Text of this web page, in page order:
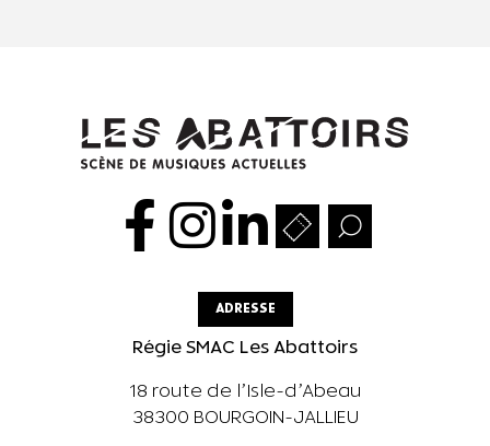
ADRESSE
Régie SMAC Les Abattoirs
18 route de l’Isle-d’Abeau
38300 BOURGOIN-JALLIEU